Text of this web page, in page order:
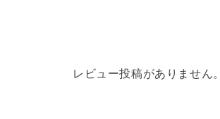
レビュー投稿がありません。